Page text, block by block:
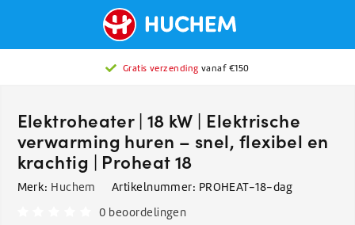
Gratis verzending vanaf €150
Elektroheater | 18 kW | Elektrische
verwarming huren – snel, flexibel en
krachtig | Proheat 18
Merk: Huchem Artikelnummer: PROHEAT-18-dag
0 beoordelingen